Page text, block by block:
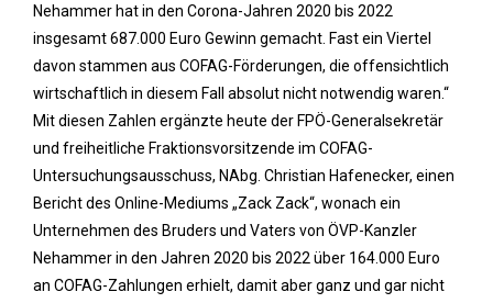
Nehammer hat in den Corona-Jahren 2020 bis 2022
insgesamt 687.000 Euro Gewinn gemacht. Fast ein Viertel
davon stammen aus COFAG-Förderungen, die offensichtlich
wirtschaftlich in diesem Fall absolut nicht notwendig waren.“
Mit diesen Zahlen ergänzte heute der FPÖ-Generalsekretär
und freiheitliche Fraktionsvorsitzende im COFAG-
Untersuchungsausschuss, NAbg. Christian Hafenecker, einen
Bericht des Online-Mediums „Zack Zack“, wonach ein
Unternehmen des Bruders und Vaters von ÖVP-Kanzler
Nehammer in den Jahren 2020 bis 2022 über 164.000 Euro
an COFAG-Zahlungen erhielt, damit aber ganz und gar nicht